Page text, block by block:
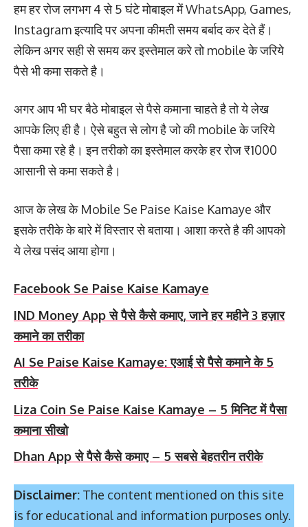
हम हर रोज लगभग 4 से 5 घंटे मोबाइल में WhatsApp, Games,
Instagram इत्यादि पर अपना कीमती समय बर्बाद कर देते हैं।
लेकिन अगर सही से समय कर इस्तेमाल करे तो mobile के जरिये
पैसे भी कमा सकते है।
अगर आप भी घर बैठे मोबाइल से पैसे कमाना चाहते है तो ये लेख
आपके लिए ही है। ऐसे बहुत से लोग है जो की mobile के जरिये
पैसा कमा रहे है। इन तरीको का इस्तेमाल करके हर रोज ₹1000
आसानी से कमा सकते है।
आज के लेख के Mobile Se Paise Kaise Kamaye और
इसके तरीके के बारे में विस्तार से बताया। आशा करते है की आपको
ये लेख पसंद आया होगा।
Facebook Se Paise Kaise Kamaye
IND Money App से पैसे कैसे कमाए, जाने हर महीने 3 हज़ार
कमाने का तरीका
AI Se Paise Kaise Kamaye: एआई से पैसे कमाने के 5
तरीके
Liza Coin Se Paise Kaise Kamaye – 5 मिनिट में पैसा
कमाना सीखो
Dhan App से पैसे कैसे कमाए – 5 सबसे बेहतरीन तरीके
Disclaimer: The content mentioned on this site
is for educational and information purposes only.